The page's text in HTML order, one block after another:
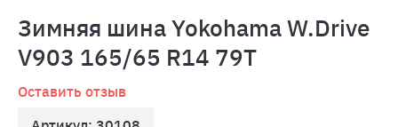
Зимняя шина Yokohama W.Drive
V903 165/65 R14 79T
Оставить отзыв